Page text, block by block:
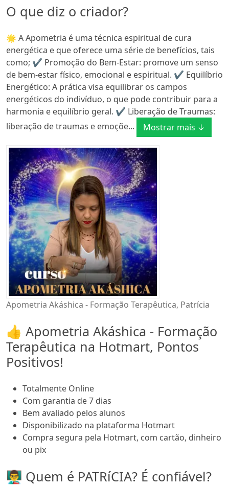
O que diz o criador?
🌟 A Apometria é uma técnica espiritual de cura
energética e que oferece uma série de benefícios, tais
como; ✔️ Promoção do Bem-Estar: promove um senso
de bem-estar físico, emocional e espiritual. ✔️ Equilíbrio
Energético: A prática visa equilibrar os campos
energéticos do indivíduo, o que pode contribuir para a
harmonia e equilíbrio geral. ✔️ Liberação de Traumas:
liberação de traumas e emoçõe...
Mostrar mais ↓
Apometria Akáshica - Formação Terapêutica, Patrícia
👍 Apometria Akáshica - Formação
Terapêutica na Hotmart, Pontos
Positivos!
Totalmente Online
Com garantia de 7 dias
Bem avaliado pelos alunos
Disponibilizado na plataforma Hotmart
Compra segura pela Hotmart, com cartão, dinheiro
ou pix
👨‍🏫 Quem é PATRíCIA? É confiável?